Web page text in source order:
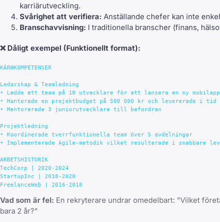
karriärutveckling.
Svårighet att verifiera: Anställande chefer kan inte
Branschavvisning: I traditionella branscher (finans,
❌ Dåligt exempel (Funktionellt format):
KÄRNKOMPETENSER
Ledarskap & Teamledning
• Ledde ett team på 10 utvecklare för att lansera en ny mobilapp
• Hanterade en projektbudget på 500 000 kr och levererade i tid
• Mentorerade 3 juniorutvecklare till befordran
Projektledning
• Koordinerade tverrfunktionella team över 5 avdelningar
• Implementerade Agile-metodik vilket resulterade i snabbare
ARBETSHISTORIK
TechCorp | 2020-2024
StartupInc | 2018-2020
Vad som är fel: En rekryterare undrar omedelbart: "Vilket
bara 2 år?"